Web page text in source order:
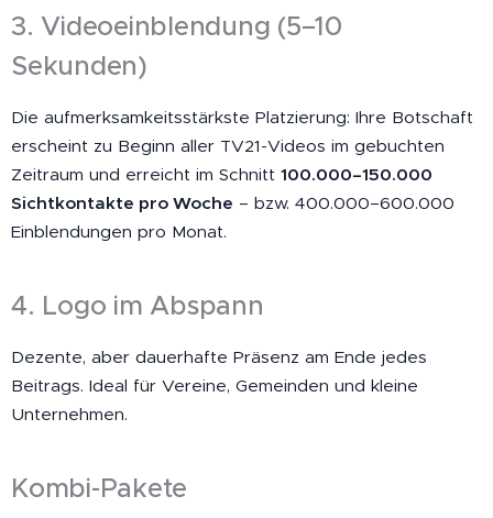
3. Videoeinblendung (5–10
Sekunden)
Die aufmerksamkeitsstärkste Platzierung: Ihre Botschaft
erscheint zu Beginn aller TV21-Videos im gebuchten
Zeitraum und erreicht im Schnitt 100.000–150.000
Sichtkontakte pro Woche – bzw. 400.000–600.000
Einblendungen pro Monat.
4. Logo im Abspann
Dezente, aber dauerhafte Präsenz am Ende jedes
Beitrags. Ideal für Vereine, Gemeinden und kleine
Unternehmen.
Kombi-Pakete